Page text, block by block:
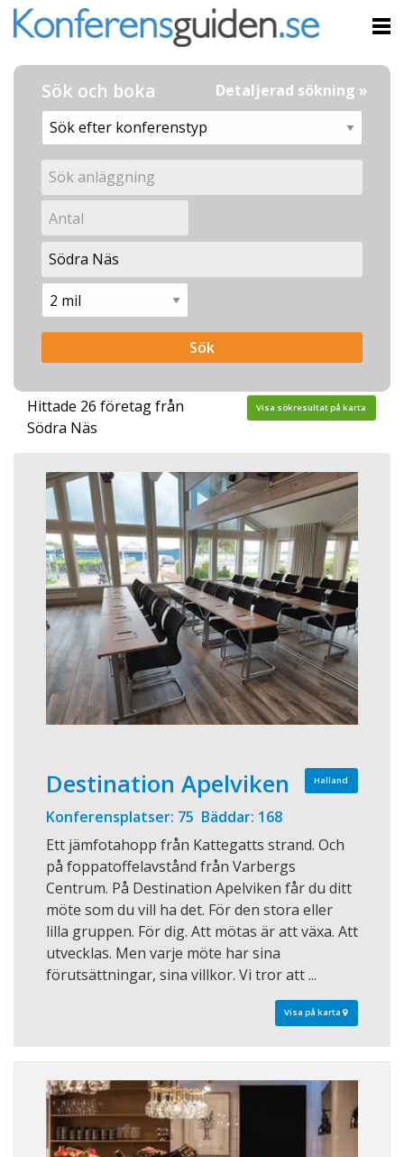
Sök och boka Detaljerad sökning »
Hittade 26 företag från
Södra Näs
Visa sökresultat på karta
Halland
Destination Apelviken
Konferensplatser: 75 Bäddar: 168
Ett jämfotahopp från Kattegatts strand. Och
på foppatoffelavstånd från Varbergs
Centrum. På Destination Apelviken får du ditt
möte som du vill ha det. För den stora eller
lilla gruppen. För dig. Att mötas är att växa. Att
utvecklas. Men varje möte har sina
förutsättningar, sina villkor. Vi tror att ...
Visa på karta